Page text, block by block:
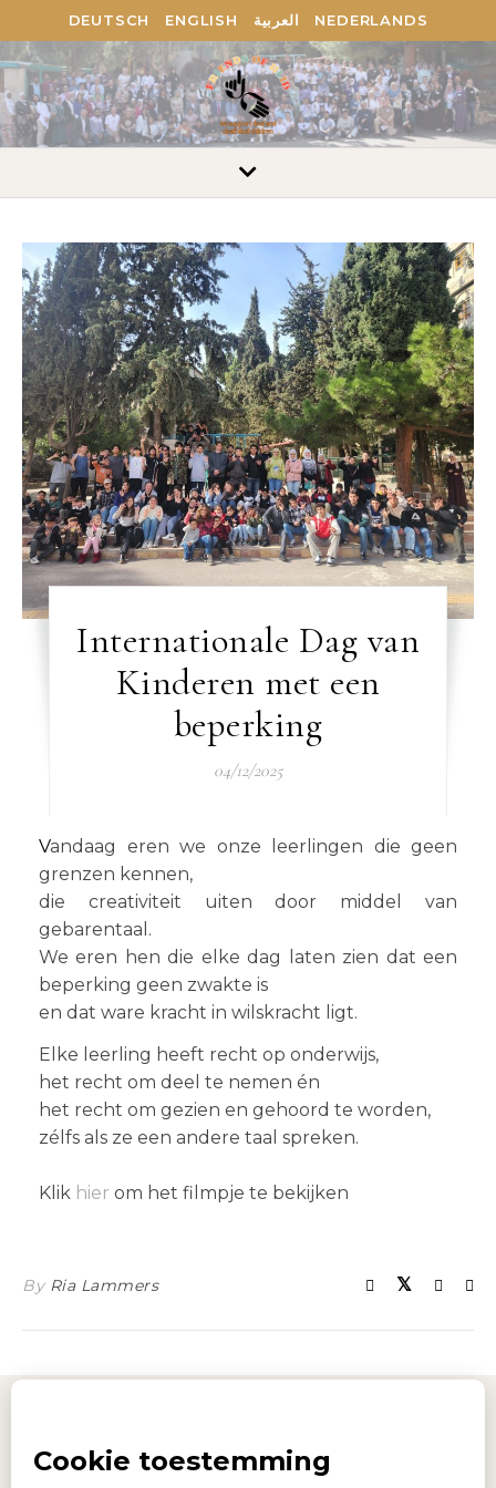
DEUTSCH ENGLISH العربية NEDERLANDS
Internationale Dag van
Kinderen met een
beperking
04/12/2025
Vandaag eren we onze leerlingen die geen
grenzen kennen,
die creativiteit uiten door middel van
gebarentaal.
We eren hen die elke dag laten zien dat een
beperking geen zwakte is
en dat ware kracht in wilskracht ligt.
Elke leerling heeft recht op onderwijs,
het recht om deel te nemen én
het recht om gezien en gehoord te worden,
zélfs als ze een andere taal spreken.
Klik hier om het filmpje te bekijken
By Ria Lammers
Afdruk